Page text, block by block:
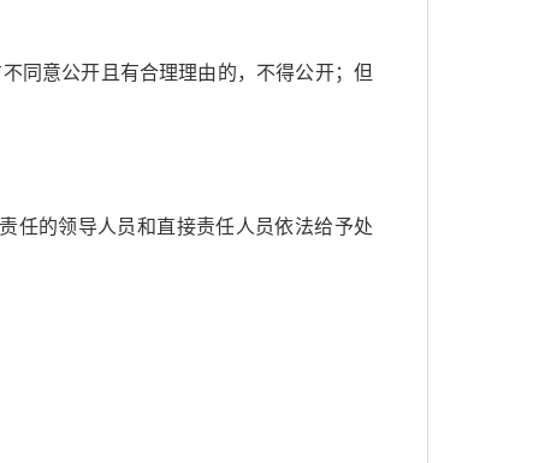
同意公开且有合理理由的，不得公开；但
任的领导人员和直接责任人员依法给予处